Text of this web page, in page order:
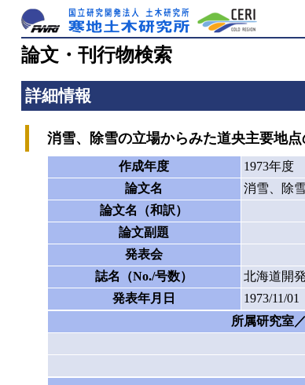
論文・刊行物検索
詳細情報
消雪、除雪の立場からみた道央主要地
作成年度
1973年度
論文名
消雪、除
論文名（和訳）
論文副題
発表会
誌名（No./号数）
北海道開
発表年月日
1973/11/01
所属研究室